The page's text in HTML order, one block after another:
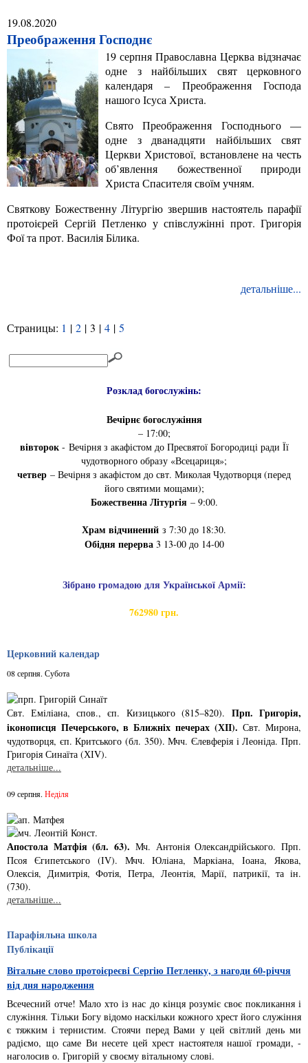
19.08.2020
Преображення Господнє
19 серпня Православна Церква відзначає
одне з найбільших свят церковного
календаря – Преображення Господа
нашого Ісуса Христа.
Свято Преображення Господнього —
одне з дванадцяти найбільших свят
Церкви Христової, встановлене на честь
об’явлення божественної природи
Христа Спасителя своїм учням.
Святкову Божественну Літургію звершив настоятель парафії
протоієрей Сергій Петленко у співслужінні прот. Григорія
Фої та прот. Василія Білика.
детальніше...
Страницы: 1 | 2 | 3 | 4 | 5
Розклад богослужінь:
Вечірнє богослужіння
– 17:00;
вівторок- Вечірня з акафістом до Пресвятої Богородиці ради Її
чудотворного образу «Всецариця»;
четвер – Вечірня з акафістом до свт. Миколая Чудотворця (перед
його святими мощами);
Божественна Літургія– 9:00.
Храм відчинений з 7:30 до 18:30.
Обідня перерва3 13-00 до 14-00
Зібрано громадою для Української Армії:
762980 грн.
Церковний календар
08 серпня. Субота
Свт. Емiлiана, спов., єп. Кизицького (815–820). Прп. Григорiя,
iконописця Печер­ського, в Ближнiх печерах (ХІІ). Свт. Мирона,
чудотворця, єп. Критського­ (бл. 350). Мчч. Єлев­ферiя i Леонiда. Прп.
Григорiя Синаїта (ХІV).
детальніше...
09 серпня. Неділя
Апостола Матфія (бл. 63). Мч. Антонiя Олександрiйського. Прп.
Псоя Єгипетського (ІV). Мчч. Юлiана, Маркiана, Іоана, Якова,
Олексiя, Димитрiя, Фотiя, Петра, Леонтiя, Марiї, патрикiї, та iн.
(730).
детальніше...
Парафіяльна школа
Публікації
Вітальне слово протоієреєві Сергію Петленку, з нагоди 60-річчя
від дня народження
Всечесний отче! Мало хто із нас до кінця розуміє своє покликання і
служіння. Тільки Богу відомо наскільки кожного хрест його служіння
є тяжким і тернистим. Стоячи перед Вами у цей світлий день ми
радіємо, що саме Ви несете цей хрест настоятеля нашої громади, -
наголосив о. Григорій у своєму вітальному слові.